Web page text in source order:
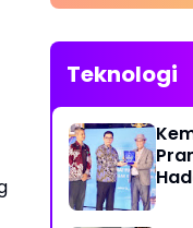
Teknologi